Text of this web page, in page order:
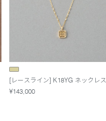
[レースライン] K18YG ネックレス
¥143,000